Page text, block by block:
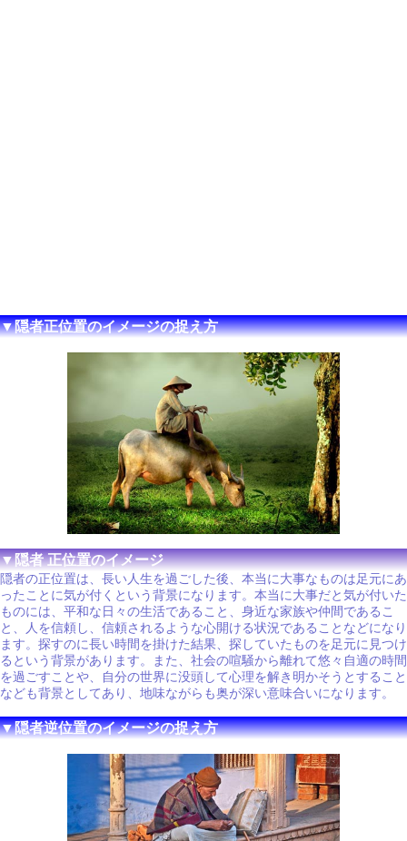
▼隠者正位置のイメージの捉え方
▼隠者 正位置のイメージ
隠者の正位置は、長い人生を過ごした後、本当に大事なものは足元にあ
ったことに気が付くという背景になります。本当に大事だと気が付いた
ものには、平和な日々の生活であること、身近な家族や仲間であるこ
と、人を信頼し、信頼されるような心開ける状況であることなどになり
ます。探すのに長い時間を掛けた結果、探していたものを足元に見つけ
るという背景があります。また、社会の喧騒から離れて悠々自適の時間
を過ごすことや、自分の世界に没頭して心理を解き明かそうとすること
なども背景としてあり、地味ながらも奥が深い意味合いになります。
▼隠者逆位置のイメージの捉え方